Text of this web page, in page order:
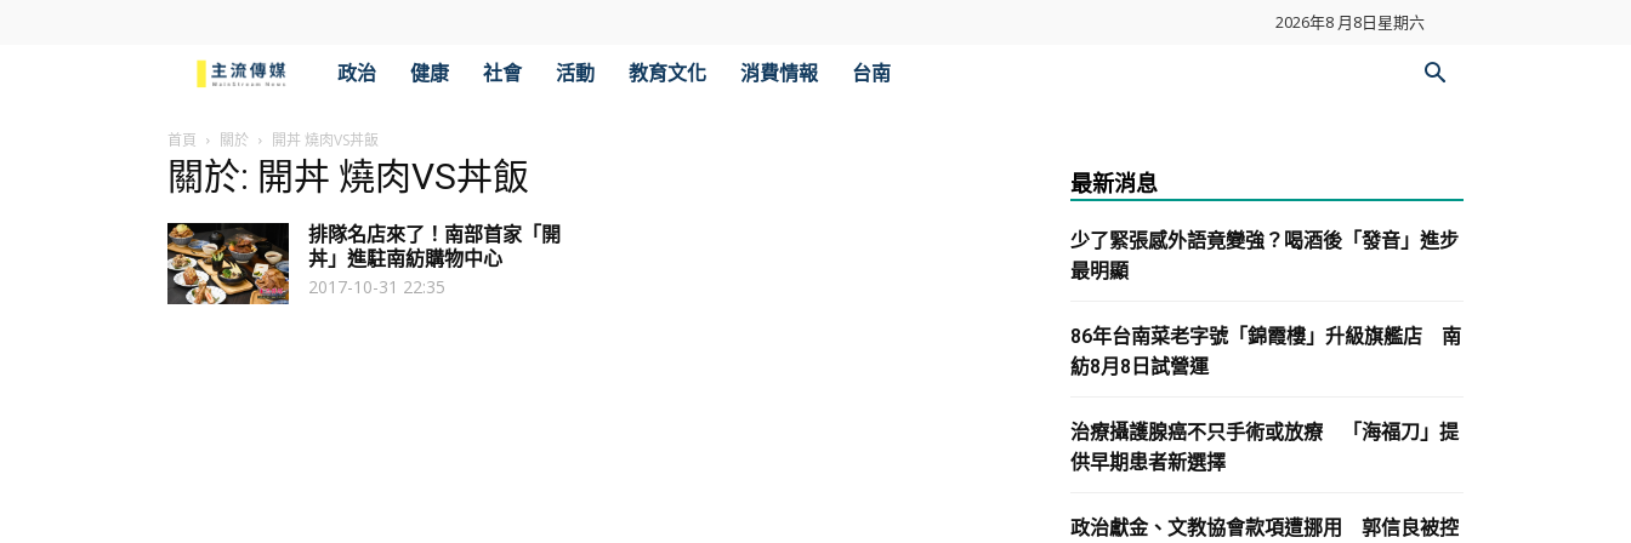
2026年8 月8日星期六
流
傳
媒
政治 健康 社會 活動 教育文化 消費情報 台南
首頁 關於 開丼 燒肉VS丼飯
關於: 開丼 燒肉VS丼飯
排隊名店來了！南部首家「開
丼」進駐南紡購物中心
2017-10-31 22:35
最新消息
少了緊張感外語竟變強？喝酒後「發音」進步
最明顯
86年台南菜老字號「錦霞樓」升級旗艦店 南
紡8月8日試營運
治療攝護腺癌不只手術或放療 「海福刀」提
供早期患者新選擇
政治獻金、文教協會款項遭挪用 郭信良被控